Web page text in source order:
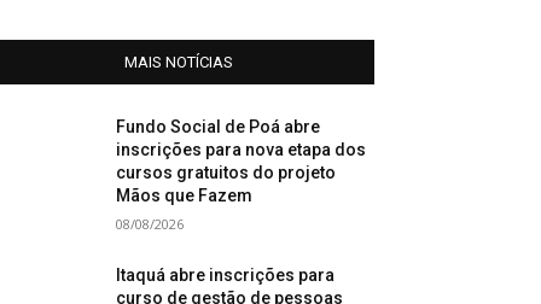
MAIS NOTÍCIAS
Fundo Social de Poá abre
inscrições para nova etapa dos
cursos gratuitos do projeto
Mãos que Fazem
08/08/2026
Itaquá abre inscrições para
curso de gestão de pessoas